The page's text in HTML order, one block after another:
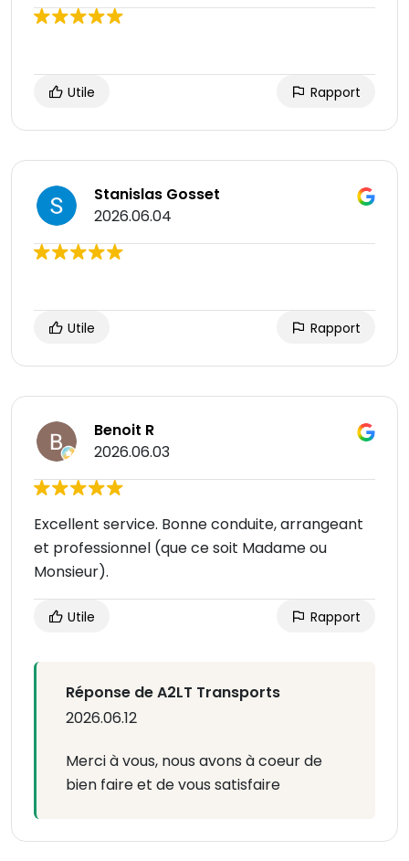
Utile Rapport
Stanislas Gosset
2026.06.04
Utile Rapport
Benoit R
2026.06.03
Excellent service. Bonne conduite, arrangeant
et professionnel (que ce soit Madame ou
Monsieur).
Utile Rapport
Réponse de A2LT Transports
2026.06.12
Merci à vous, nous avons à coeur de
bien faire et de vous satisfaire